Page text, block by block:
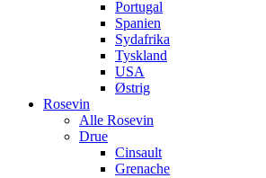
Portugal
Spanien
Sydafrika
Tyskland
USA
Østrig
Rosevin
Alle Rosevin
Drue
Cinsault
Grenache